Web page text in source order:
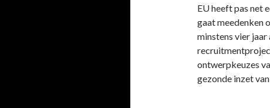
EU heeft pas net
gaat meedenken
minstens vier
ontwerpkeuzes
gezonde inzet